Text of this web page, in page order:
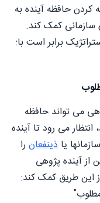
کردن حافظه آینده به
سازمانی کمک کند.
برابر است با:
می تواند حافظه
انتظار می رود تا آینده
یا ذینفعان را
از آینده پژوهی
این طریق کمک کند: